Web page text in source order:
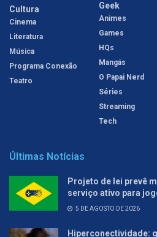
Cultura
Cinema
Literatura
Música
Programa Conexão
Teatro
Geek
Animes
Games
HQs
Mangás
O Papai Nerd
Séries
Streaming
Tech
Últimas Notícias
Projeto de lei prevê
serviço ativo para
5 DE AGOSTO DE 2026
Hiperconectividade: